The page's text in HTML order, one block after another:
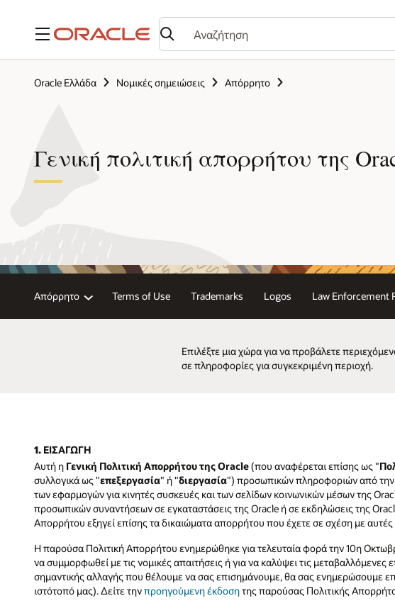
Μενού
Oracle Ελλάδα Νομικές σημειώσεις Απόρρητο
Γενική πολιτική απορρήτου της
Απόρρητο Terms of Use Trademarks Logos Law Enforcement
Επιλέξτε μια χώρα για να προβάλετε
σε πληροφορίες για συγκεκριμένη περιοχή.
1. ΕΙΣΑΓΩΓΗ
Αυτή η Γενική Πολιτική Απορρήτου της Oracle(που αναφέρεται επίσης ως "
συλλογικά ως "επεξεργασία" ή "διεργασία") προσωπικών πληροφοριών από την
των εφαρμογών για κινητές συσκευές και των σελίδων κοινωνικών μέσων της
προσωπικών συναντήσεων σε εγκαταστάσεις της Oracle ή σε εκδηλώσεις της
Απορρήτου εξηγεί επίσης τα δικαιώματα απορρήτου που έχετε σε σχέση με αυτές
Η παρούσα Πολιτική Απορρήτου ενημερώθηκε για τελευταία φορά την 10η
να συμμορφωθεί με τις νομικές απαιτήσεις ή για να καλύψει τις
σημαντικής αλλαγής που θέλουμε να σας επισημάνουμε, θα σας ενημερώσουμε
ιστότοπό μας). Δείτε τηνπροηγούμενη έκδοσητης παρούσας Πολιτικής